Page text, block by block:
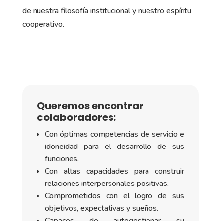
de nuestra filosofía institucional y nuestro espíritu
cooperativo.
Queremos encontrar
colaboradores:
Con óptimas competencias de servicio e
idoneidad para el desarrollo de sus
funciones.
Con altas capacidades para construir
relaciones interpersonales positivas.
Comprometidos con el logro de sus
objetivos, expectativas y sueños.